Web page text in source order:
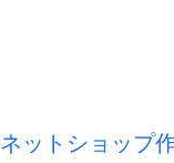
ネットショップ